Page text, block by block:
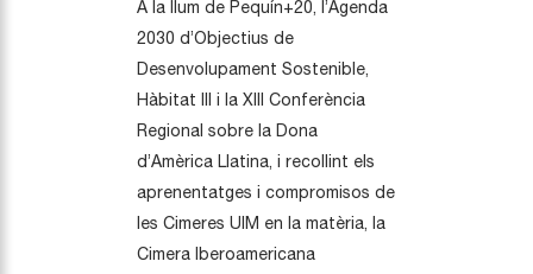
A la llum de Pequín+20, l’Agenda
2030 d’Objectius de
Desenvolupament Sostenible,
Hàbitat III i la XIII Conferència
Regional sobre la Dona
d’Amèrica Llatina, i recollint els
aprenentatges i compromisos de
les Cimeres UIM en la matèria, la
Cimera Iberoamericana